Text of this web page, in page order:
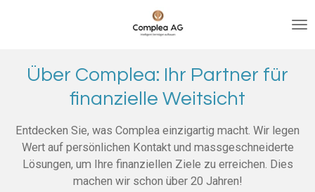
Über Complea: Ihr Partner für
finanzielle Weitsicht
Entdecken Sie, was Complea einzigartig macht. Wir legen
Wert auf persönlichen Kontakt und massgeschneiderte
Lösungen, um Ihre finanziellen Ziele zu erreichen. Dies
machen wir schon über 20 Jahren!